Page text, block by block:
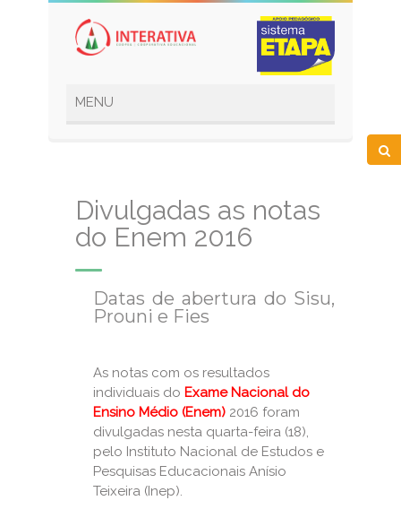
Divulgadas as notas
do Enem 2016
Datas de abertura do Sisu,
Prouni e Fies
As notas com os resultados
individuais do Exame Nacional do
Ensino Médio (Enem) 2016 foram
divulgadas nesta quarta-feira (18),
pelo Instituto Nacional de Estudos e
Pesquisas Educacionais Anísio
Teixeira (Inep).